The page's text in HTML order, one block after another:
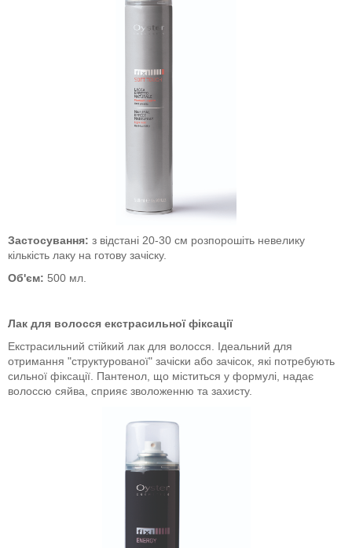
Застосування: з відстані 20-30 см розпорошіть невелику
кількість лаку на готову зачіску.
Об'єм: 500 мл.
Лак для волосся екстрасильної фіксації
Екстрасильний стійкий лак для волосся. Ідеальний для
отримання "структурованої" зачіски або зачісок, які потребують
сильної фіксації. Пантенол, що міститься у формулі, надає
волоссю сяйва, сприяє зволоженню та захисту.